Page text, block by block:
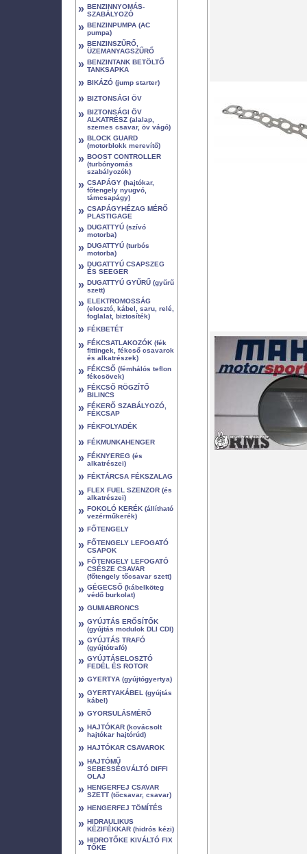
» BENZINNYOMÁS-
SZABÁLYOZÓ
» BENZINPUMPA (AC
pumpa)
» BENZINSZŰRŐ,
ÜZEMANYAGSZŰRŐ
» BENZINTANK BETÖLTŐ
TANKSAPKA
» BIKÁZÓ (jump starter)
» BIZTONSÁGI ÖV
» BIZTONSÁGI ÖV
ALKATRÉSZ (alalap,
szemes csavar, öv vágó)
» BLOCK GUARD
(motorblokk merevítő)
» BOOST CONTROLLER
(turbónyomás
szabályozók)
» CSAPÁGY (hajtókar,
főtengely nyugvó,
támcsapágy)
» CSAPÁGYHÉZAG MÉRŐ
PLASTIGAGE
» DUGATTYÚ (szívó
motorba)
» DUGATTYÚ (turbós
motorba)
» DUGATTYÚ CSAPSZEG
ÉS SEEGER
» DUGATTYÚ GYŰRŰ (gyűrű
szett)
» ELEKTROMOSSÁG
(elosztó, kábel, saru, relé,
foglalat, biztosíték)
» FÉKBETÉT
» FÉKCSATLAKOZÓK (fék
fittingek, fékcső csavarok
és alkatrészek)
» FÉKCSŐ (fémhálós teflon
fékcsövek)
» FÉKCSŐ RÖGZÍTŐ
BILINCS
» FÉKERŐ SZABÁLYOZÓ,
FÉKCSAP
» FÉKFOLYADÉK
» FÉKMUNKAHENGER
» FÉKNYEREG (és
alkatrészei)
» FÉKTÁRCSA FÉKSZALAG
» FLEX FUEL SZENZOR (és
alkatrészei)
» FOKOLÓ KERÉK (állítható
vezérműkerék)
» FŐTENGELY
» FŐTENGELY LEFOGATÓ
CSAPOK
» FŐTENGELY LEFOGATÓ
CSÉSZE CSAVAR
(főtengely tőcsavar szett)
» GÉGECSŐ (kábelköteg
védő burkolat)
» GUMIABRONCS
» GYÚJTÁS ERŐSÍTŐK
(gyújtás modulok DLI CDI)
» GYÚJTÁS TRAFÓ
(gyújtótrafó)
» GYÚJTÁSELOSZTÓ
FEDÉL ÉS ROTOR
» GYERTYA (gyújtógyertya)
» GYERTYAKÁBEL (gyújtás
kábel)
» GYORSULÁSMÉRŐ
» HAJTÓKAR (kovácsolt
hajtókar hajtórúd)
» HAJTÓKAR CSAVAROK
» HAJTÓMŰ
SEBESSÉGVÁLTÓ DIFFI
OLAJ
» HENGERFEJ CSAVAR
SZETT (tőcsavar, csavar)
» HENGERFEJ TÖMÍTÉS
» HIDRAULIKUS
KÉZIFÉKKAR (hidrós kézi)
» HIDROTŐKE KIVÁLTÓ FIX
TŐKE